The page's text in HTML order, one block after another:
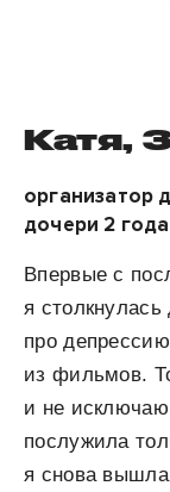
Катя,
организатор
дочери 2 года
Впервые с
я
про
из фильмов.
и не
послужила
я снова вышла